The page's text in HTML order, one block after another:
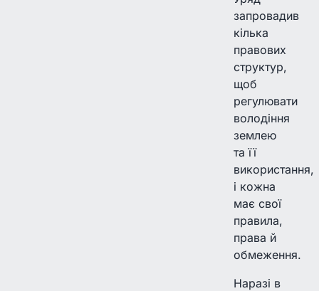
запровадив
кілька
правових
структур,
щоб
регулювати
володіння
землею
та її
використання,
і кожна
має свої
правила,
права й
обмеження.
Наразі в